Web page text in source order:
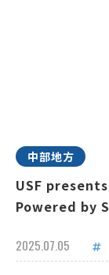
中部地方
USF presents
Powered by
2025.07.05